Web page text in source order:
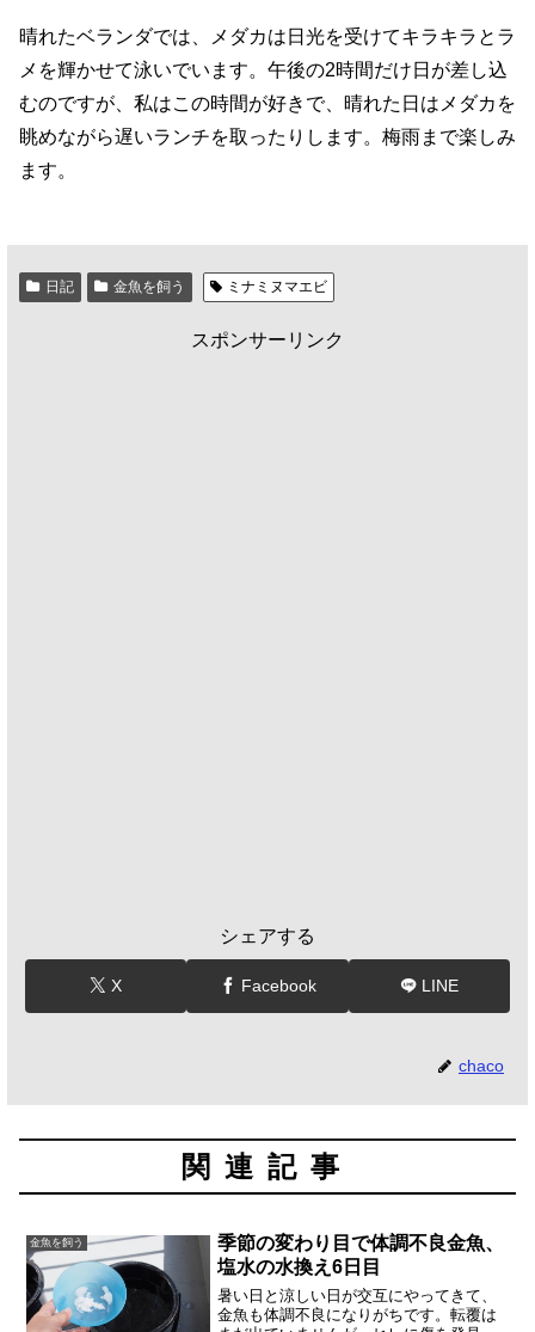
晴れたベランダでは、メダカは日光を受けてキラキラとラ
メを輝かせて泳いでいます。午後の2時間だけ日が差し込
むのですが、私はこの時間が好きで、晴れた日はメダカを
眺めながら遅いランチを取ったりします。梅雨まで楽しみ
ます。
日記 金魚を飼う ミナミヌマエビ
スポンサーリンク
シェアする
X Facebook LINE
chaco
関連記事
金魚を飼う
季節の変わり目で体調不良金魚、
塩水の水換え6日目
暑い日と涼しい日が交互にやってきて、
金魚も体調不良になりがちです。転覆は